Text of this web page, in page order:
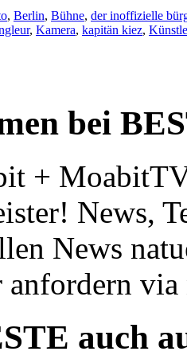
, Berlin, Bühne, der inoffizielle
, Kamera, kapitän kiez,
bei
+
News,
News
anfordern
auch